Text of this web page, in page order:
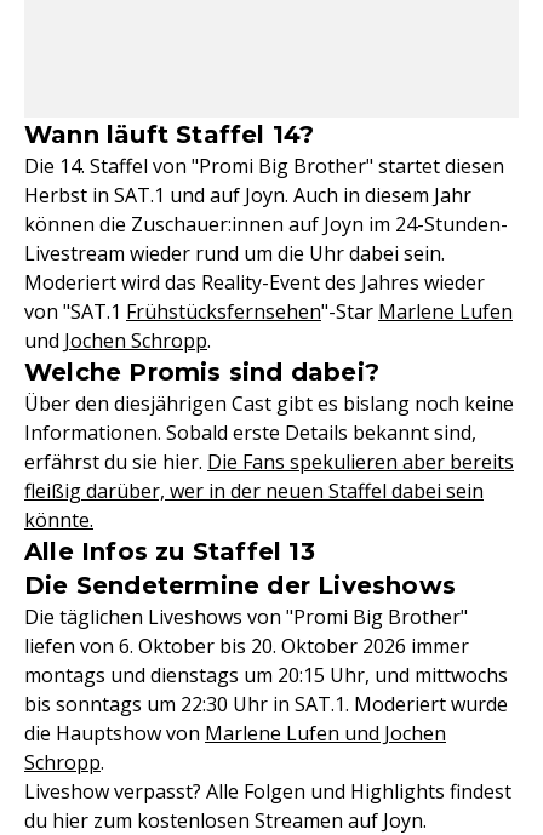
Wann läuft Staffel 14?
Die 14. Staffel von "Promi Big Brother" startet diesen
Herbst in SAT.1 und auf Joyn. Auch in diesem Jahr
können die Zuschauer:innen auf Joyn im 24-Stunden-
Livestream wieder rund um die Uhr dabei sein.
Moderiert wird das Reality-Event des Jahres wieder
von "SAT.1 Frühstücksfernsehen"-Star Marlene Lufen
und Jochen Schropp.
Welche Promis sind dabei?
Über den diesjährigen Cast gibt es bislang noch keine
Informationen. Sobald erste Details bekannt sind,
erfährst du sie hier. Die Fans spekulieren aber bereits
fleißig darüber, wer in der neuen Staffel dabei sein
könnte.
Alle Infos zu Staffel 13
Die Sendetermine der Liveshows
Die täglichen Liveshows von "Promi Big Brother"
liefen von 6. Oktober bis 20. Oktober 2026 immer
montags und dienstags um 20:15 Uhr, und mittwochs
bis sonntags um 22:30 Uhr in SAT.1. Moderiert wurde
die Hauptshow von Marlene Lufen und Jochen
Schropp.
Liveshow verpasst? Alle Folgen und Highlights findest
du hier zum kostenlosen Streamen auf Joyn.